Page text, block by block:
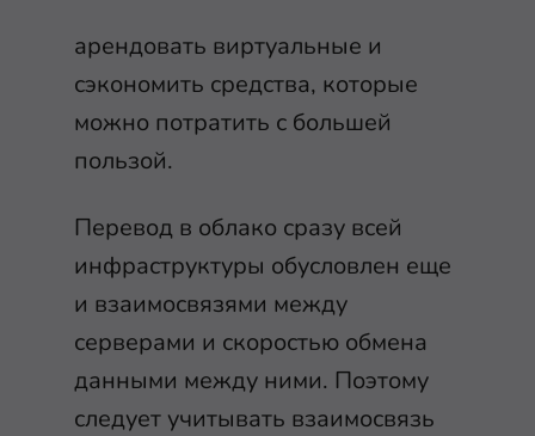
арендовать виртуальные и
сэкономить средства, которые
можно потратить с большей
пользой.
Перевод в облако сразу всей
инфраструктуры обусловлен еще
и взаимосвязями между
серверами и скоростью обмена
данными между ними. Поэтому
следует учитывать взаимосвязь